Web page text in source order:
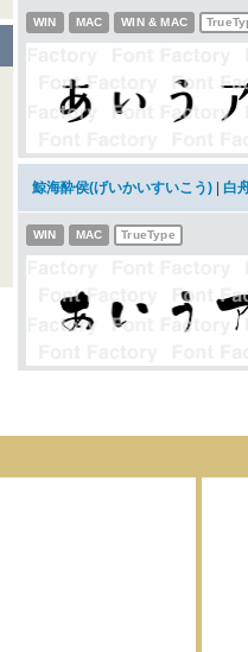
WIN MAC WIN & MAC
鯨海酔侯(げいかいすいこう) 白
WIN MAC TrueType